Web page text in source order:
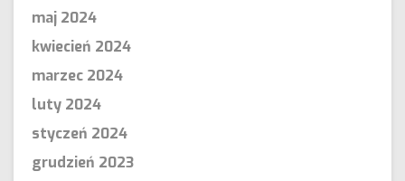
maj 2024
kwiecień 2024
marzec 2024
luty 2024
styczeń 2024
grudzień 2023